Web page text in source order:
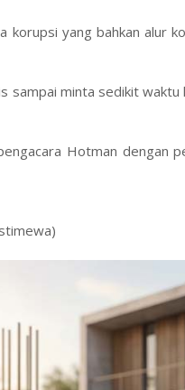
korupsi yang bahkan alur
sampai minta sedikit waktu
Hotman dengan